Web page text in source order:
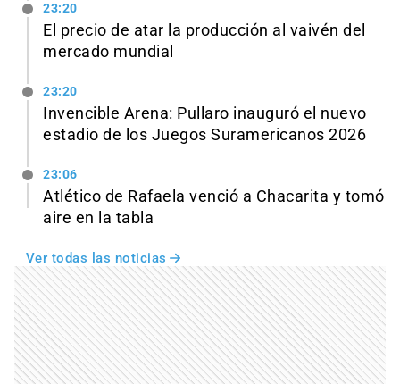
23:20
El precio de atar la producción al vaivén del
mercado mundial
23:20
Invencible Arena: Pullaro inauguró el nuevo
estadio de los Juegos Suramericanos 2026
23:06
Atlético de Rafaela venció a Chacarita y tomó
aire en la tabla
Ver todas las noticias